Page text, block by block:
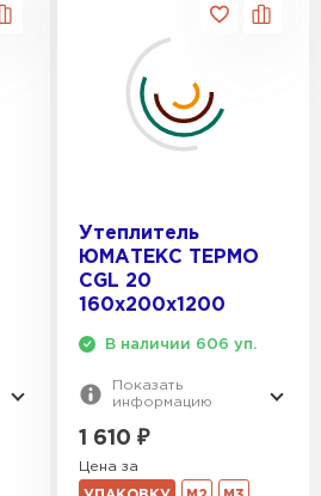
Утеплитель
ЮМАТЕКС ТЕРМО
CGL 20
160х200х1200
В наличии 606 уп.
Показать
информацию
1 610 ₽
Цена за